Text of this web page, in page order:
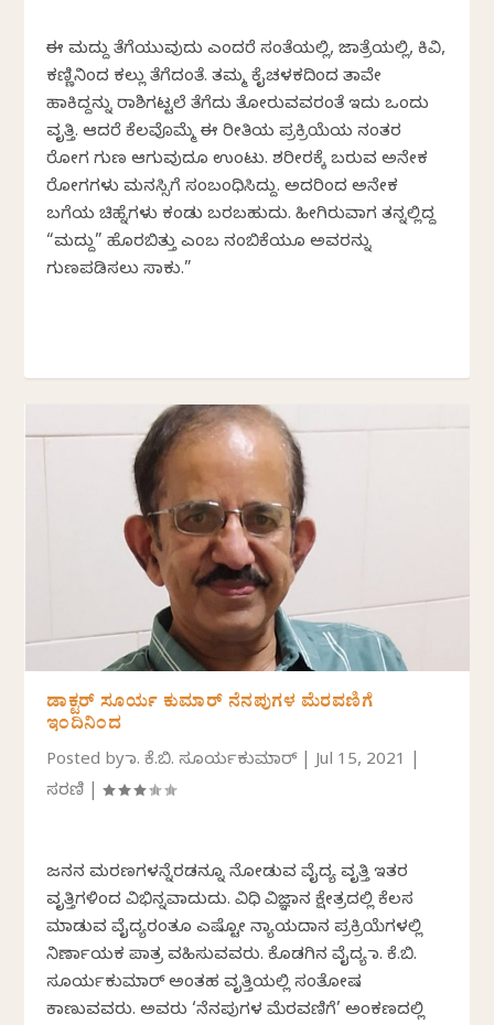
ಈ ಮದ್ದು ತೆಗೆಯುವುದು ಎಂದರೆ ಸಂತೆಯಲ್ಲಿ, ಜಾತ್ರೆಯಲ್ಲಿ, ಕಿವಿ,
ಕಣ್ಣಿನಿಂದ ಕಲ್ಲು ತೆಗೆದಂತೆ. ತಮ್ಮ ಕೈಚಳಕದಿಂದ ತಾವೇ
ಹಾಕಿದ್ದನ್ನು ರಾಶಿಗಟ್ಟಲೆ ತೆಗೆದು ತೋರುವವರಂತೆ ಇದು ಒಂದು
ವೃತ್ತಿ. ಆದರೆ ಕೆಲವೊಮ್ಮೆ ಈ ರೀತಿಯ ಪ್ರಕ್ರಿಯೆಯ ನಂತರ
ರೋಗ ಗುಣ ಆಗುವುದೂ ಉಂಟು. ಶರೀರಕ್ಕೆ ಬರುವ ಅನೇಕ
ರೋಗಗಳು ಮನಸ್ಸಿಗೆ ಸಂಬಂಧಿಸಿದ್ದು. ಅದರಿಂದ ಅನೇಕ
ಬಗೆಯ ಚಿಹ್ನೆಗಳು ಕಂಡು ಬರಬಹುದು. ಹೀಗಿರುವಾಗ ತನ್ನಲ್ಲಿದ್ದ
“ಮದ್ದು” ಹೊರಬಿತ್ತು ಎಂಬ ನಂಬಿಕೆಯೂ ಅವರನ್ನು
ಗುಣಪಡಿಸಲು ಸಾಕು.”
ಡಾಕ್ಟರ್ ಸೂರ್ಯ ಕುಮಾರ್ ನೆನಪುಗಳ ಮೆರವಣಿಗೆ
ಇಂದಿನಿಂದ
Posted byಡಾ. ಕೆ.ಬಿ. ಸೂರ್ಯಕುಮಾರ್ |Jul 15, 2021
ಸರಣಿ |
ಜನನ ಮರಣಗಳನ್ನೆರಡನ್ನೂ ನೋಡುವ ವೈದ್ಯ ವೃತ್ತಿ ಇತರ
ವೃತ್ತಿಗಳಿಂದ ವಿಭಿನ್ನವಾದುದು. ವಿಧಿ ವಿಜ್ಞಾನ ಕ್ಷೇತ್ರದಲ್ಲಿ ಕೆಲಸ
ಮಾಡುವ ವೈದ್ಯರಂತೂ ಎಷ್ಟೋ ನ್ಯಾಯದಾನ ಪ್ರಕ್ರಿಯೆಗಳಲ್ಲಿ
ನಿರ್ಣಾಯಕ ಪಾತ್ರ ವಹಿಸುವವರು. ಕೊಡಗಿನ ವೈದ್ಯ ಡಾ. ಕೆ.ಬಿ.
ಸೂರ್ಯಕುಮಾರ್ ಅಂತಹ ವೃತ್ತಿಯಲ್ಲಿ ಸಂತೋಷ
ಕಾಣುವವರು. ಅವರು ‘ನೆನಪುಗಳ ಮೆರವಣಿಗೆ’ ಅಂಕಣದಲ್ಲಿ